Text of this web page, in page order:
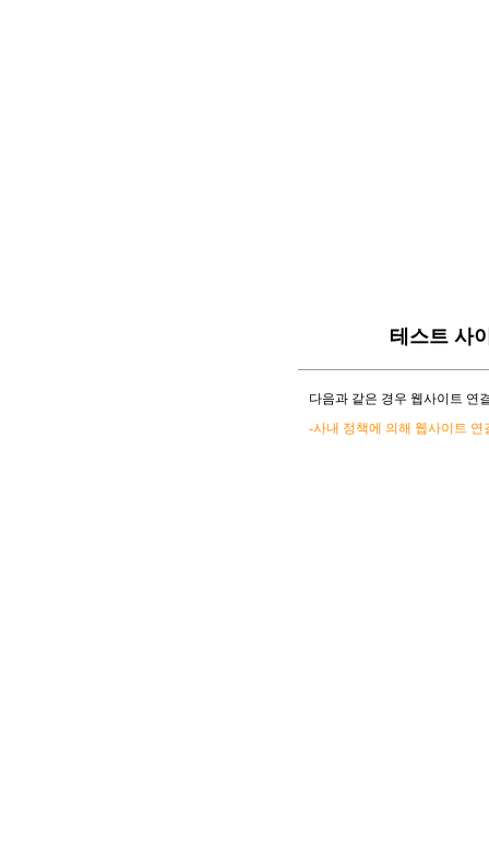
테스트 사
다음과 같은 경우 웹사이트 연
-사내 정책에 의해 웹사이트